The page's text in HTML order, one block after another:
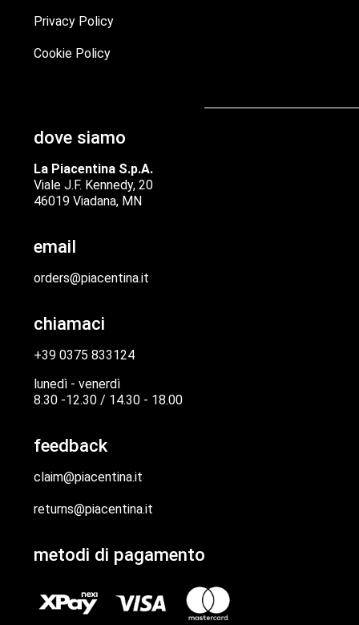
Privacy Policy
Cookie Policy
dove siamo
La Piacentina S.p.A.
Viale J.F. Kennedy, 20
46019 Viadana, MN
email
orders@piacentina.it
chiamaci
+39 0375 833124
lunedì - venerdì
8.30 -12.30 / 14.30 - 18.00
feedback
claim@piacentina.it
returns@piacentina.it
metodi di pagamento